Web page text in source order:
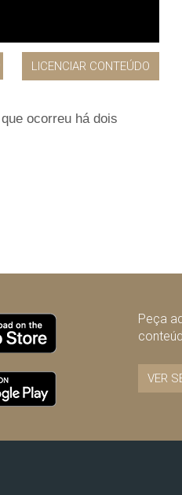
LICENCIAR CONTEÚDO
ocorreu há dois
Peça
VER